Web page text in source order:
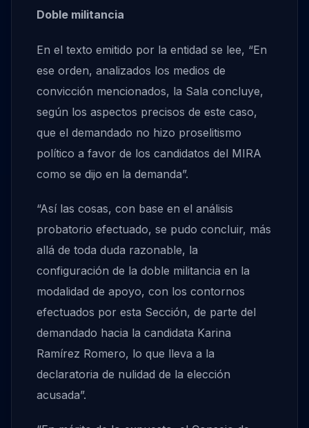
Doble militancia
En el texto emitido por la entidad se lee, “En
ese orden, analizados los medios de
convicción mencionados, la Sala concluye,
según los aspectos precisos de este caso,
que el demandado no hizo proselitismo
político a favor de los candidatos del MIRA
como se dijo en la demanda”.
“Así las cosas, con base en el análisis
probatorio efectuado, se pudo concluir, más
allá de toda duda razonable, la
configuración de la doble militancia en la
modalidad de apoyo, con los contornos
efectuados por esta Sección, de parte del
demandado hacia la candidata Karina
Ramírez Romero, lo que lleva a la
declaratoria de nulidad de la elección
acusada”.